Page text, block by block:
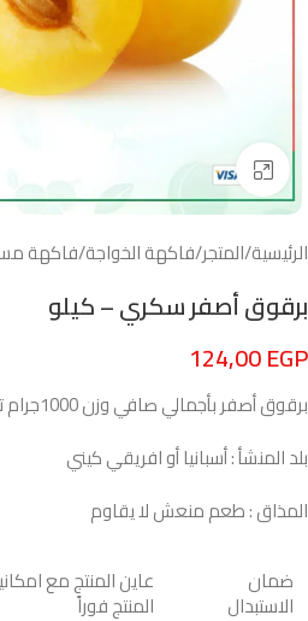
Click to enlarge
الرئيسية/المتجر/فاكهة الخواجة/فاكهة
برقوق أصفر سكري – كيلو
124,00EGP
برقوق أصفر بأجمالي صافي وزن 1000جرام تقريباً
بلد المنشأ : أسبانيا أو افريقي كيني
المذاق : طعم منعش لا يقاوم
ضمان
الاستبدال
عاين المنتج مع
المنتج فوراً